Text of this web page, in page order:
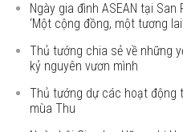
Ngày gia đình ASEAN tại
‘Một cộng đồng, một tương lai’
Thủ tướng chia sẻ về những
kỷ nguyên vươn mình
Thủ tướng dự các hoạt động
mùa Thu